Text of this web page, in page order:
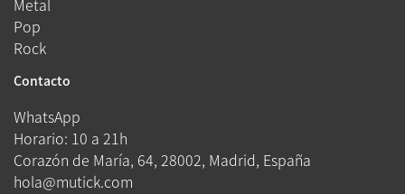
Metal
Pop
Rock
Contacto
WhatsApp
Horario: 10 a 21h
Corazón de María, 64, 28002, Madrid, España
hola@mutick.com